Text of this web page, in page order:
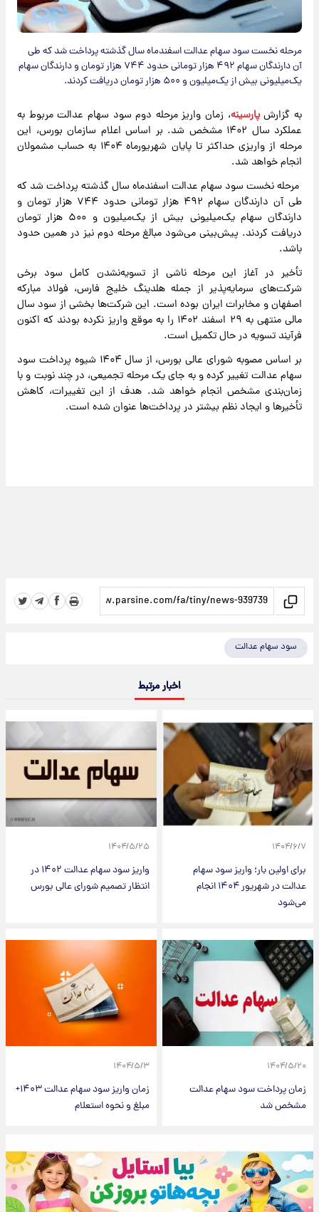
مرحله نخست سود سهام عدالت اسفندماه سال گذشته پرداخت شد که طی
آن دارندگان سهام ۴۹۲ هزار تومانی حدود ۷۴۴ هزار تومان و دارندگان سهام
یک‌میلیونی بیش از یک‌میلیون و ۵۰۰ هزار تومان دریافت کردند.
به گزارشپارسینه، زمان واریز مرحله دوم سود سهام عدالت مربوط به
عملکرد سال ۱۴۰۲ مشخص شد. بر اساس اعلام سازمان بورس، این
مرحله از واریزی حداکثر تا پایان شهریورماه ۱۴۰۴ به حساب مشمولان
انجام خواهد شد.
مرحله نخست سود سهام عدالت اسفندماه سال گذشته پرداخت شد که
طی آن دارندگان سهام ۴۹۲ هزار تومانی حدود ۷۴۴ هزار تومان و
دارندگان سهام یک‌میلیونی بیش از یک‌میلیون و ۵۰۰ هزار تومان
دریافت کردند. پیش‌بینی می‌شود مبالغ مرحله دوم نیز در همین حدود
باشد.
تأخیر در آغاز این مرحله ناشی از تسویه‌نشدن کامل سود برخی
شرکت‌های سرمایه‌پذیر از جمله هلدینگ خلیج فارس، فولاد مبارکه
اصفهان و مخابرات ایران بوده است. این شرکت‌ها بخشی از سود سال
مالی منتهی به ۲۹ اسفند ۱۴۰۲ را به موقع واریز نکرده بودند که اکنون
فرآیند تسویه در حال تکمیل است.
بر اساس مصوبه شورای عالی بورس، از سال ۱۴۰۴ شیوه پرداخت سود
سهام عدالت تغییر کرده و به جای یک مرحله تجمیعی، در چند نوبت و با
زمان‌بندی مشخص انجام خواهد شد. هدف از این تغییرات، کاهش
تأخیر‌ها و ایجاد نظم بیشتر در پرداخت‌ها عنوان شده است.
سود سهام عدالت
اخبار مرتبط
۱۴۰۴/۶/۷
برای اولین بار؛ واریز سود سهام
عدالت در شهریور ۱۴۰۴ انجام
می‌شود
۱۴۰۴/۵/۲۵
واریز سود سهام عدالت ۱۴۰۲ در
انتظار تصمیم شورای عالی بورس
۱۴۰۴/۵/۲۰
زمان پرداخت سود سهام عدالت
مشخص شد
۱۴۰۴/۵/۳
زمان واریز سود سهام عدالت ۱۴۰۳+
مبلغ و نحوه استعلام